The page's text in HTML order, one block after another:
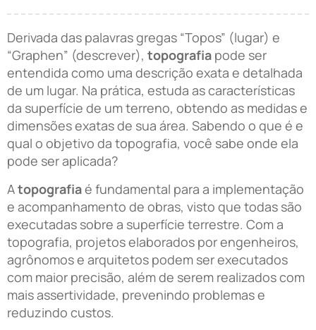
Derivada das palavras gregas “Topos” (lugar) e
“Graphen” (descrever), topografia pode ser
entendida como uma descrição exata e detalhada
de um lugar. Na prática, estuda as características
da superfície de um terreno, obtendo as medidas e
dimensões exatas de sua área. Sabendo o que é e
qual o objetivo da topografia, você sabe onde ela
pode ser aplicada?
Atopografiaé fundamental para a implementação
e acompanhamento de obras, visto que todas são
executadas sobre a superfície terrestre. Com a
topografia, projetos elaborados por engenheiros,
agrônomos e arquitetos podem ser executados
com maior precisão, além de serem realizados com
mais assertividade, prevenindo problemas e
reduzindo custos.